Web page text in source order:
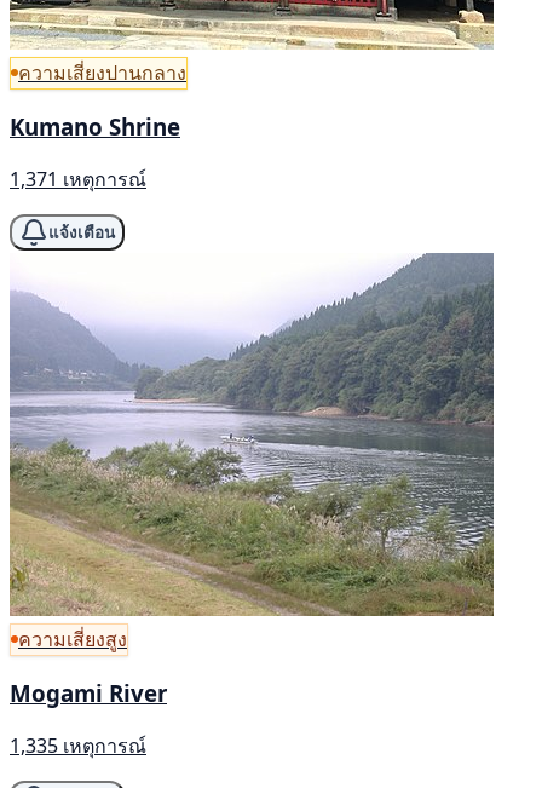
ความเสี่ยงปานกลาง
Kumano Shrine
1,371 เหตุการณ์
แจ้งเตือน
ความเสี่ยงสูง
Mogami River
1,335 เหตุการณ์